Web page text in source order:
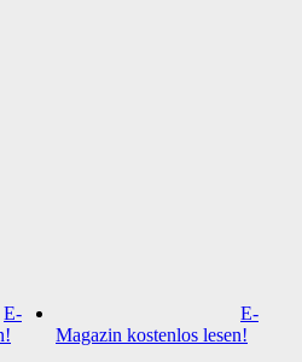
E-
E-
Magazin kostenlos lesen!